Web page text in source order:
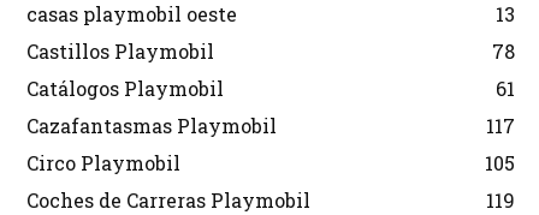
casas playmobil oeste
13
Castillos Playmobil
78
Catálogos Playmobil
61
Cazafantasmas Playmobil
117
Circo Playmobil
105
Coches de Carreras Playmobil
119